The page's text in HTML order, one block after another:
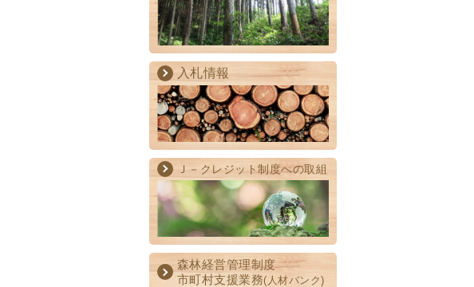
入札情報
Ｊ－クレジット制度への取組
森林経営管理制度
市町村支援業務(人材バンク)